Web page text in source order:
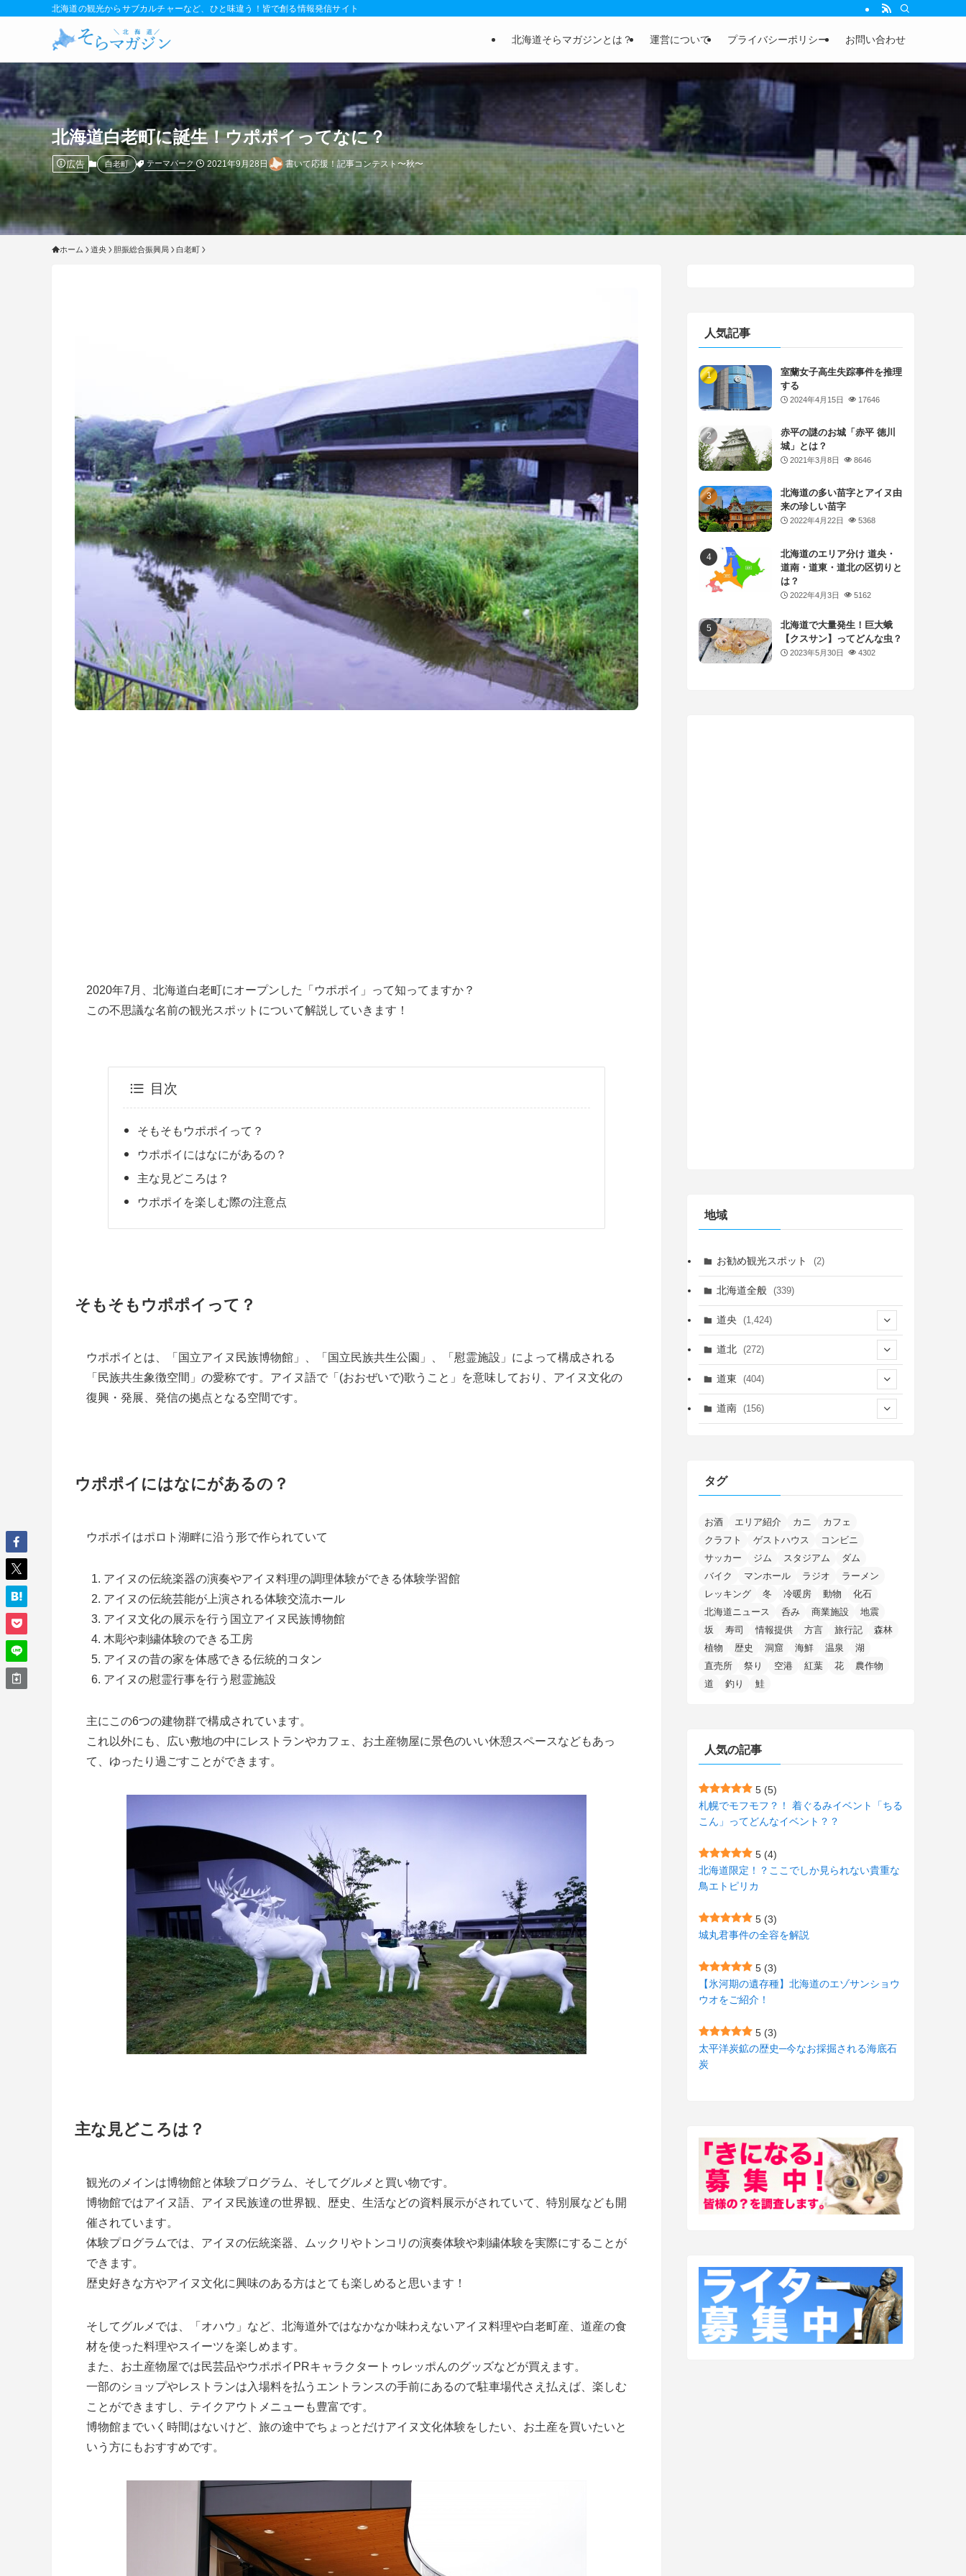
北海道の観光からサブカルチャーなど、ひと味違う！皆で創る情報発信サイト
北海道そらマガジンとは？ 運営について プライバシーポリシー お問い合わせ
北海道白老町に誕生！ウポポイってなに？
広告 白老町 テーマパーク 2021年9月28日 書いて応援！記事コンテスト〜秋〜
ホーム 道央 胆振総合振興局 白老町
2020年7月、北海道白老町にオープンした「ウポポイ」って知ってますか？
この不思議な名前の観光スポットについて解説していきます！
目次
そもそもウポポイって？
ウポポイにはなにがあるの？
主な見どころは？
ウポポイを楽しむ際の注意点
そもそもウポポイって？
ウポポイとは、「国立アイヌ民族博物館」、「国立民族共生公園」、「慰霊施設」によって構成される
「民族共生象徴空間」の愛称です。アイヌ語で「(おおぜいで)歌うこと」を意味しており、アイヌ文化の
復興・発展、発信の拠点となる空間です。
ウポポイにはなにがあるの？
ウポポイはポロト湖畔に沿う形で作られていて
アイヌの伝統楽器の演奏やアイヌ料理の調理体験ができる体験学習館
アイヌの伝統芸能が上演される体験交流ホール
アイヌ文化の展示を行う国立アイヌ民族博物館
木彫や刺繍体験のできる工房
アイヌの昔の家を体感できる伝統的コタン
アイヌの慰霊行事を行う慰霊施設
主にこの6つの建物群で構成されています。
これ以外にも、広い敷地の中にレストランやカフェ、お土産物屋に景色のいい休憩スペースなどもあっ
て、ゆったり過ごすことができます。
主な見どころは？
観光のメインは博物館と体験プログラム、そしてグルメと買い物です。
博物館ではアイヌ語、アイヌ民族達の世界観、歴史、生活などの資料展示がされていて、特別展なども開
催されています。
体験プログラムでは、アイヌの伝統楽器、ムックリやトンコリの演奏体験や刺繍体験を実際にすることが
できます。
歴史好きな方やアイヌ文化に興味のある方はとても楽しめると思います！
そしてグルメでは、「オハウ」など、北海道外ではなかなか味わえないアイヌ料理や白老町産、道産の食
材を使った料理やスイーツを楽しめます。
また、お土産物屋では民芸品やウポポイPRキャラクタートゥレッポんのグッズなどが買えます。
一部のショップやレストランは入場料を払うエントランスの手前にあるので駐車場代さえ払えば、楽しむ
ことができますし、テイクアウトメニューも豊富です。
博物館までいく時間はないけど、旅の途中でちょっとだけアイヌ文化体験をしたい、お土産を買いたいと
いう方にもおすすめです。
人気記事
室蘭女子高生失踪事件を推理
する
2024年4月15日 17646
赤平の謎のお城「赤平 徳川
城」とは？
2021年3月8日 8646
北海道の多い苗字とアイヌ由
来の珍しい苗字
2022年4月22日 5368
北海道のエリア分け 道央・
道南・道東・道北の区切りと
は？
2022年4月3日 5162
北海道で大量発生！巨大蛾
【クスサン】ってどんな虫？
2023年5月30日 4302
地域
お勧め観光スポット (2)
北海道全般 (339)
道央 (1,424)
(339)
(14)
(11)
(27)
(7)
(21)
(4)
(7)
(2)
(1)
(7)
(10)
(5)
(2)
(72)
(5)
(15)
(9)
(11)
(3)
(15)
(157)
(52)
(3)
(4)
(4)
道北 (272)
(27)
(6)
(5)
(5)
(35)
(11)
(2)
(43)
(5)
(1)
(8)
(5)
(4)
(1)
(10)
(2)
(1)
(8)
(1)
(3)
道東 (404)
(9)
(15)
(2)
(1)
(11)
(12)
(4)
(2)
(3)
(3)
(7)
(5)
(5)
(24)
(3)
(1)
(31)
(7)
(12)
(4)
(27)
(6)
(2)
(1)
(9)
(5)
(8)
(5)
(10)
道南 (156)
(2)
(1)
(96)
(6)
(4)
(1)
(4)
タグ
お酒 エリア紹介 カニ
カフェ
クラフト
ゲストハウス
コンビニ
サッカー
ジム スタジアム
ダム
バイク
マンホール ラジオ
ラーメン
レッキング
冬 冷暖房 動物
化石
北海道ニュース
呑み 商業施設
地震
坂
寿司 情報提供 方言 旅行記
森林
植物
歴史 洞窟 海鮮 温泉
湖
直売所
祭り 空港 紅葉 花
農作物
道
釣り 鮭
人気の記事
5 (5)
札幌でモフモフ？！ 着ぐるみイベント「ちる
こん」ってどんなイベント？？
5 (4)
北海道限定！？ここでしか見られない貴重な
鳥エトピリカ
5 (3)
城丸君事件の全容を解説
5 (3)
【氷河期の遺存種】北海道のエゾサンショウ
ウオをご紹介！
5 (3)
太平洋炭鉱の歴史─今なお採掘される海底石
炭